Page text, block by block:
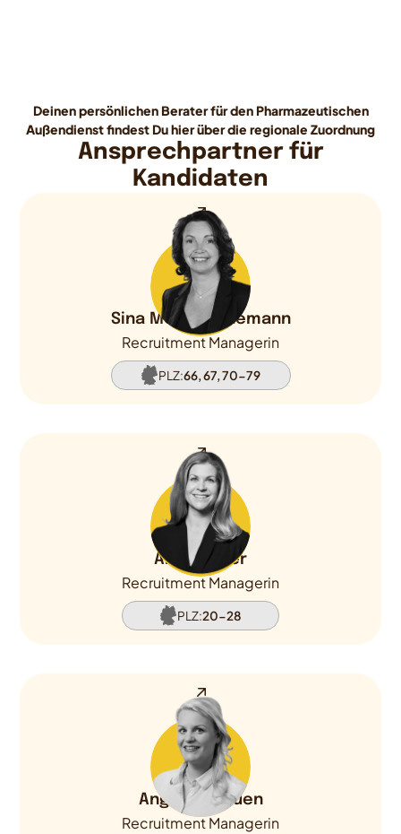
Deinen persönlichen Berater für den Pharmazeutischen
Außendienst findest Du hier über die regionale Zuordnung
Ansprechpartner für
Kandidaten
Sina Möller-Lünemann
Recruitment Managerin
PLZ:66, 67, 70-79
Anna Höser
Recruitment Managerin
PLZ:20-28
Angelina Rauen
Recruitment Managerin